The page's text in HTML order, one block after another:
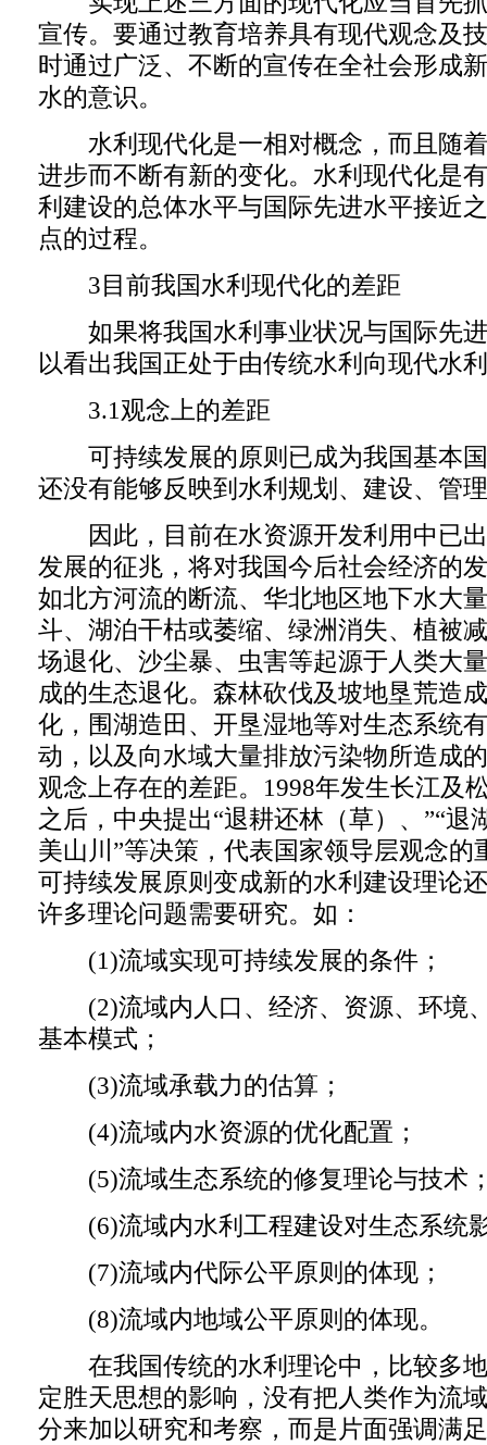
宣传。要通过教育培养具有现代观念及
时通过广泛、不断的宣传在全社会形成
水的意识。
水利现代化是一相对概念，而且随着
进步而不断有新的变化。水利现代化是
利建设的总体水平与国际先进水平接近
点的过程。
3目前我国水利现代化的差距
如果将我国水利事业状况与国际先进
以看出我国正处于由传统水利向现代水
3.1观念上的差距
可持续发展的原则已成为我国基本国
还没有能够反映到水利规划、建设、管
因此，目前在水资源开发利用中已出
发展的征兆，将对我国今后社会经济的
如北方河流的断流、华北地区地下水大
斗、湖泊干枯或萎缩、绿洲消失、植被
场退化、沙尘暴、虫害等起源于人类大
成的生态退化。森林砍伐及坡地垦荒造
化，围湖造田、开垦湿地等对生态系统
动，以及向水域大量排放污染物所造成
观念上存在的差距。1998年发生长江及
之后，中央提出“退耕还林（草）、”“退
美山川”等决策，代表国家领导层观念的
可持续发展原则变成新的水利建设理论
许多理论问题需要研究。如：
(1)流域实现可持续发展的条件；
(2)流域内人口、经济、资源、环境
基本模式；
(3)流域承载力的估算；
(4)流域内水资源的优化配置；
(5)流域生态系统的修复理论与技术
(6)流域内水利工程建设对生态系统
(7)流域内代际公平原则的体现；
(8)流域内地域公平原则的体现。
在我国传统的水利理论中，比较多地
定胜天思想的影响，没有把人类作为流
分来加以研究和考察，而是片面强调满